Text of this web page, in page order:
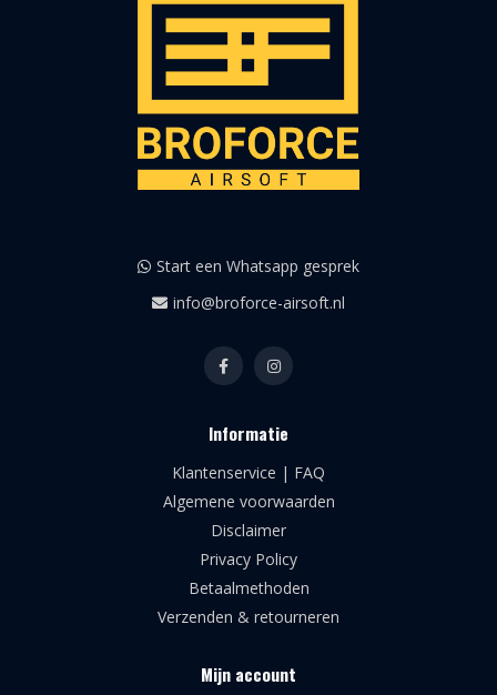
Start een Whatsapp gesprek
info@broforce-airsoft.nl
Informatie
Klantenservice | FAQ
Algemene voorwaarden
Disclaimer
Privacy Policy
Betaalmethoden
Verzenden & retourneren
Mijn account